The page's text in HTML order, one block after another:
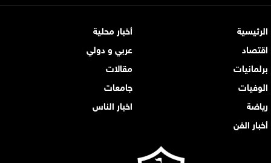
الرئيسية
أخبار محلية
اقتصاد
عربي و دولي
برلمانيات
مقالات
الوفيات
جامعات
رياضة
اخبار الناس
أخبار الفن